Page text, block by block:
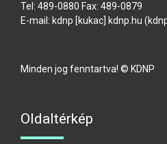
Tel: 489-0880 Fax: 489-0879
E-mail: kdnp [kukac] kdnp hu
Minden jog fenntartva! © KDNP
Oldaltérkép